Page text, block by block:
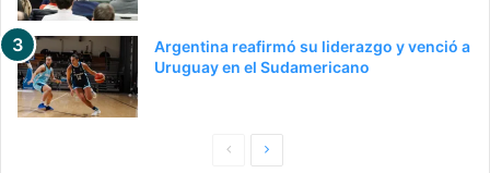
Argentina reafirmó su liderazgo y venció a
Uruguay en el Sudamericano
PaginaSiguiente